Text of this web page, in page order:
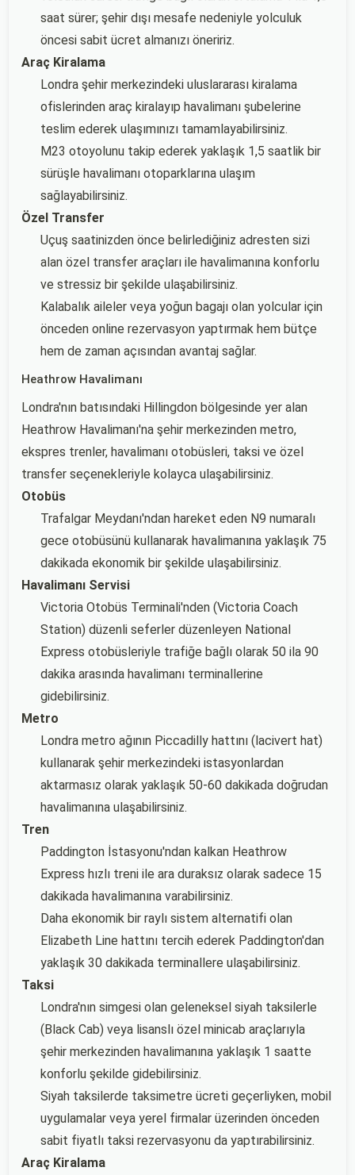
saat sürer; şehir dışı mesafe nedeniyle yolculuk
öncesi sabit ücret almanızı öneririz.
Araç Kiralama
Londra şehir merkezindeki uluslararası kiralama
ofislerinden araç kiralayıp havalimanı şubelerine
teslim ederek ulaşımınızı tamamlayabilirsiniz.
M23 otoyolunu takip ederek yaklaşık 1,5 saatlik bir
sürüşle havalimanı otoparklarına ulaşım
sağlayabilirsiniz.
Özel Transfer
Uçuş saatinizden önce belirlediğiniz adresten sizi
alan özel transfer araçları ile havalimanına konforlu
ve stressiz bir şekilde ulaşabilirsiniz.
Kalabalık aileler veya yoğun bagajı olan yolcular için
önceden online rezervasyon yaptırmak hem bütçe
hem de zaman açısından avantaj sağlar.
Heathrow Havalimanı
Londra'nın batısındaki Hillingdon bölgesinde yer alan
Heathrow Havalimanı'na şehir merkezinden metro,
ekspres trenler, havalimanı otobüsleri, taksi ve özel
transfer seçenekleriyle kolayca ulaşabilirsiniz.
Otobüs
Trafalgar Meydanı'ndan hareket eden N9 numaralı
gece otobüsünü kullanarak havalimanına yaklaşık 75
dakikada ekonomik bir şekilde ulaşabilirsiniz.
Havalimanı Servisi
Victoria Otobüs Terminali'nden (Victoria Coach
Station) düzenli seferler düzenleyen National
Express otobüsleriyle trafiğe bağlı olarak 50 ila 90
dakika arasında havalimanı terminallerine
gidebilirsiniz.
Metro
Londra metro ağının Piccadilly hattını (lacivert hat)
kullanarak şehir merkezindeki istasyonlardan
aktarmasız olarak yaklaşık 50-60 dakikada doğrudan
havalimanına ulaşabilirsiniz.
Tren
Paddington İstasyonu'ndan kalkan Heathrow
Express hızlı treni ile ara duraksız olarak sadece 15
dakikada havalimanına varabilirsiniz.
Daha ekonomik bir raylı sistem alternatifi olan
Elizabeth Line hattını tercih ederek Paddington'dan
yaklaşık 30 dakikada terminallere ulaşabilirsiniz.
Taksi
Londra'nın simgesi olan geleneksel siyah taksilerle
(Black Cab) veya lisanslı özel minicab araçlarıyla
şehir merkezinden havalimanına yaklaşık 1 saatte
konforlu şekilde gidebilirsiniz.
Siyah taksilerde taksimetre ücreti geçerliyken, mobil
uygulamalar veya yerel firmalar üzerinden önceden
sabit fiyatlı taksi rezervasyonu da yaptırabilirsiniz.
Araç Kiralama